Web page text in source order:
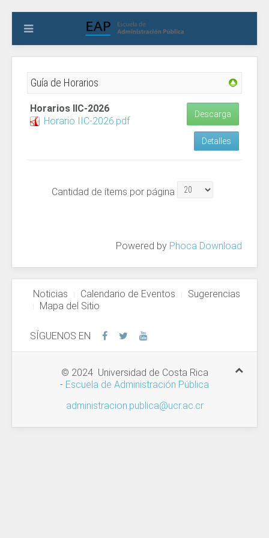
Guía de Horarios
Horarios IIC-2026
Horario IIC-2026.pdf
Descarga
Detalles
Cantidad de ítems por página
Powered by Phoca Download
Noticias Calendario de Eventos
Sugerencias
Mapa del Sitio
SÍGUENOS EN
© 2024 Universidad de Costa Rica
- Escuela de Administración Pública
administracion.publica@ucr.ac.cr